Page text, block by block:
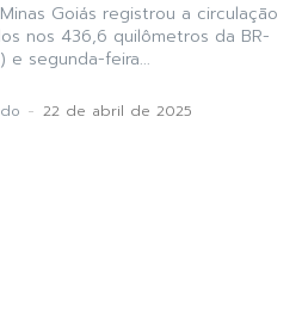
Goiás registrou a circulação
nos 436,6 quilômetros da BR-
e segunda-feira...
- 22 de abril de 2025